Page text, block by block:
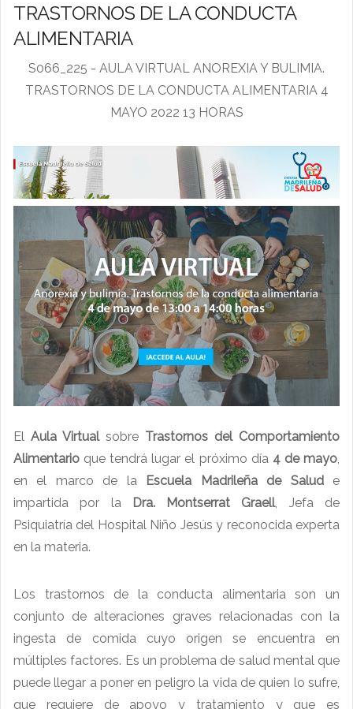
TRASTORNOS DE LA CONDUCTA
ALIMENTARIA
S066_225 - AULA VIRTUAL ANOREXIA Y BULIMIA.
TRASTORNOS DE LA CONDUCTA ALIMENTARIA 4
MAYO 2022 13 HORAS
El Aula Virtualsobre Trastornos del Comportamiento
Alimentario que tendrá lugar el próximo día 4 de mayo
en el marco de la Escuela Madrileña de Salude
impartida por la
Dra. Montserrat Graell, Jefa de
Psiquiatría del Hospital Niño Jesús y reconocida experta
en la materia.
Los trastornos de la conducta alimentaria son un
conjunto de alteraciones graves relacionadas con la
ingesta de comida cuyo origen se encuentra en
múltiples factores. Es un problema de salud mental que
puede llegar a poner en peligro la vida de quien lo sufre,
que requiere de apoyo y tratamiento y que es